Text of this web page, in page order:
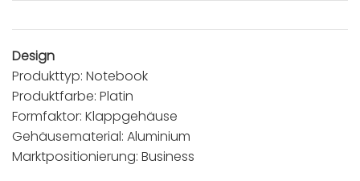
Design
Produkttyp: Notebook
Produktfarbe: Platin
Formfaktor: Klappgehäuse
Gehäusematerial: Aluminium
Marktpositionierung: Business